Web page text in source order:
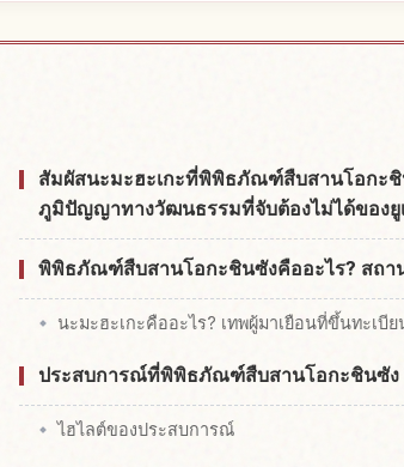
สัมผัสนะมะฮะเกะที่พิพิธภัณฑ์สืบสานโอกะ
ภูมิปัญญาทางวัฒนธรรมที่จับต้องไม่ได้ของยู
พิพิธภัณฑ์สืบสานโอกะชินซังคืออะไร? สถา
นะมะฮะเกะคืออะไร? เทพผู้มาเยือนที่ขึ้นทะเ
ประสบการณ์ที่พิพิธภัณฑ์สืบสานโอกะชินซัง
ไฮไลต์ของประสบการณ์